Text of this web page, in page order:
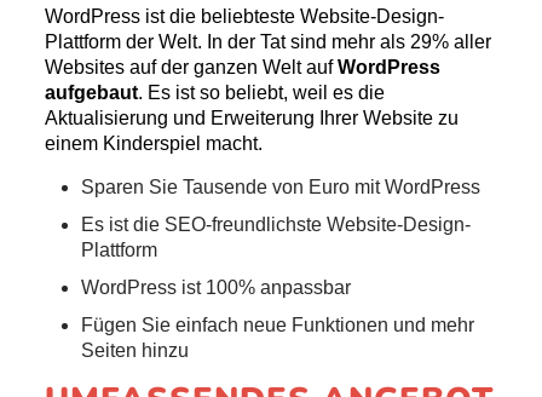
WordPress ist die beliebteste Website-Design-
Plattform der Welt. In der Tat sind mehr als 29% aller
Websites auf der ganzen Welt aufWordPress
aufgebaut. Es ist so beliebt, weil es die
Aktualisierung und Erweiterung Ihrer Website zu
einem Kinderspiel macht.
Sparen Sie Tausende von Euro mit WordPress
Es ist die SEO-freundlichste Website-Design-
Plattform
WordPress ist 100% anpassbar
Fügen Sie einfach neue Funktionen und mehr
Seiten hinzu